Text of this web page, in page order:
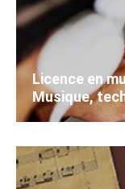
Licence en
Musique,